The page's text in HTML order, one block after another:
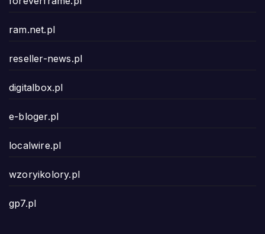
ram.net.pl
reseller-news.pl
digitalbox.pl
e-bloger.pl
localwire.pl
wzoryikolory.pl
gp7.pl